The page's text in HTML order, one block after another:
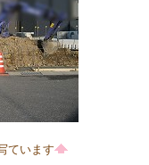
ています